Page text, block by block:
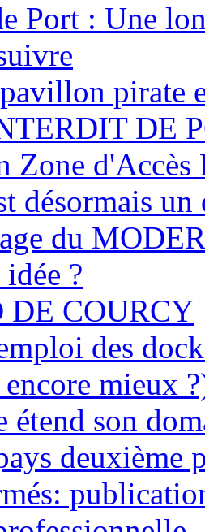
Port : Une
pirate
DE
Zone
désormais un
du
?
DE COURCY
des
mieux
étend son
deuxième